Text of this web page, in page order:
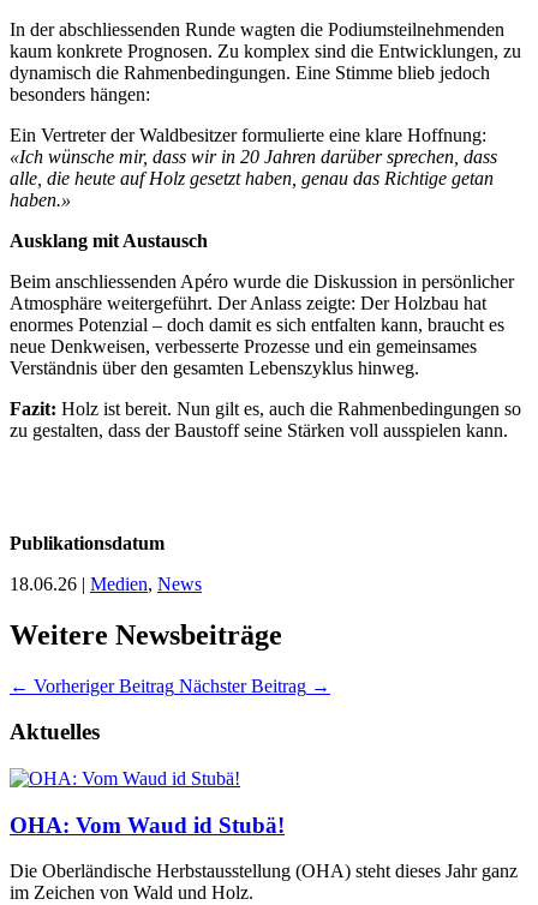
In der abschliessenden Runde wagten die Podiumsteilnehmenden
kaum konkrete Prognosen. Zu komplex sind die Entwicklungen, zu
dynamisch die Rahmenbedingungen. Eine Stimme blieb jedoch
besonders hängen:
Ein Vertreter der Waldbesitzer formulierte eine klare Hoffnung:
«Ich wünsche mir, dass wir in 20 Jahren darüber sprechen, dass
alle, die heute auf Holz gesetzt haben, genau das Richtige getan
haben.»
Ausklang mit Austausch
Beim anschliessenden Apéro wurde die Diskussion in persönlicher
Atmosphäre weitergeführt. Der Anlass zeigte: Der Holzbau hat
enormes Potenzial – doch damit es sich entfalten kann, braucht es
neue Denkweisen, verbesserte Prozesse und ein gemeinsames
Verständnis über den gesamten Lebenszyklus hinweg.
Fazit: Holz ist bereit. Nun gilt es, auch die Rahmenbedingungen so
zu gestalten, dass der Baustoff seine Stärken voll ausspielen kann.
Publikationsdatum
18.06.26 | Medien, News
Weitere Newsbeiträge
← Vorheriger Beitrag Nächster Beitrag →
Aktuelles
OHA: Vom Waud id Stubä!
Die Oberländische Herbstausstellung (OHA) steht dieses Jahr ganz
im Zeichen von Wald und Holz.